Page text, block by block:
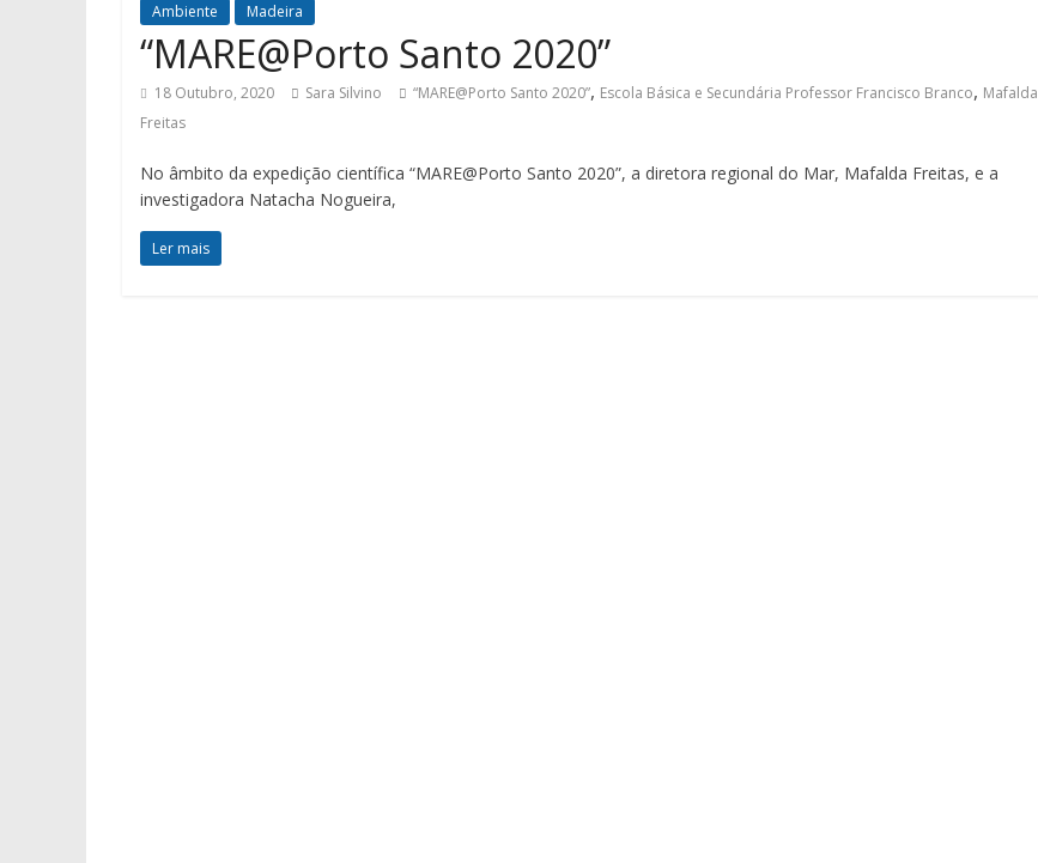
Ambiente Madeira
“MARE@Porto Santo 2020”
18 Outubro, 2020 Sara Silvino “MARE@Porto Santo 2020”, Escola Básica e Secundária Professor Francisco Branco, Mafalda
Freitas
No âmbito da expedição científica “MARE@Porto Santo 2020”, a diretora regional do Mar, Mafalda Freitas, e a
investigadora Natacha Nogueira,
Ler mais